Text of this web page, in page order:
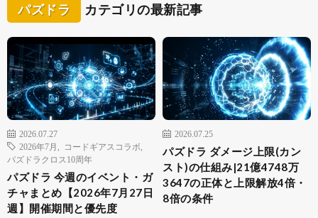
パズドラ カテゴリの最新記事
2026.07.27
2026年7月
コードギアスコラボ
パズドラクロス10周年
パズドラ 今週のイベント・ガ
チャまとめ【2026年7月27日
週】開催期間と優先度
2026.07.25
パズドラ ダメージ上限(カン
スト)の仕組み|21億4748万
3647の正体と上限解放4倍・
8倍の条件